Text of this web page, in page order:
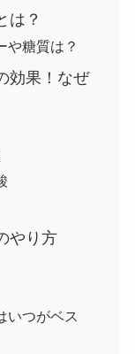
は？
や糖質は？
効果！なぜ
やり方
いつがベス